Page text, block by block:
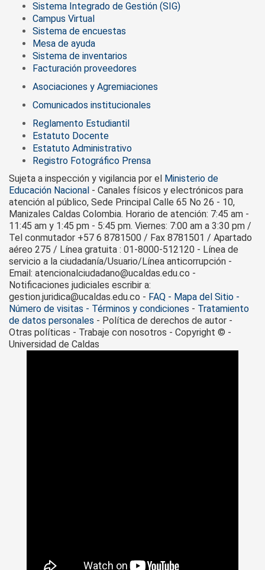
Sistema Integrado de Gestión (SIG)
Campus Virtual
Sistema de encuestas
Mesa de ayuda
Sistema de inventarios
Facturación proveedores
Asociaciones y Agremiaciones
Comunicados institucionales
Reglamento Estudiantil
Estatuto Docente
Estatuto Administrativo
Registro Fotográfico Prensa
Sujeta a inspección y vigilancia por el Ministerio de
Educación Nacional - Canales físicos y electrónicos para
atención al público, Sede Principal Calle 65 No 26 - 10,
Manizales Caldas Colombia. Horario de atención: 7:45 am -
11:45 am y 1:45 pm - 5:45 pm. Viernes: 7:00 am a 3:30 pm /
Tel conmutador +57 6 8781500 / Fax 8781501 / Apartado
aéreo 275 / Línea gratuita : 01-8000-512120 - Línea de
servicio a la ciudadanía/Usuario/Línea anticorrupción -
Email: atencionalciudadano@ucaldas.edu.co -
Notificaciones judiciales escribir a:
gestion.juridica@ucaldas.edu.co - FAQ - Mapa del Sitio -
Número de visitas - Términos y condiciones - Tratamiento
de datos personales - Política de derechos de autor -
Otras políticas - Trabaje con nosotros - Copyright © -
Universidad de Caldas